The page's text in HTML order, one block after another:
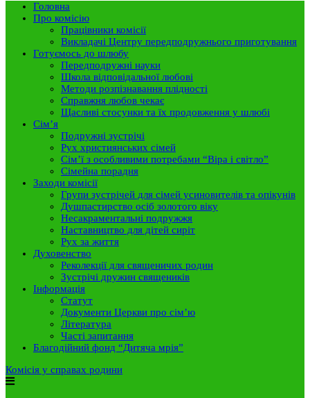
Головна
Про комісію
Працівники комісії
Викладачі Центру передподружнього приготування
Готуємось до шлюбу
Передподружні науки
Школа відповідальної любові
Методи розпізнавання плідності
Справжня любов чекає
Щасливі стосунки та їх продовження у шлюбі
Сім’я
Подружні зустрічі
Рух християнських сімей
Сім’ї з особливими потребами “Віра і світло”
Сімейна порадня
Заходи комісії
Групи зустрічей для сімей усиновителів та опікунів
Душпастирство осіб золотого віку
Несакраментальні подружжя
Наставництво для дітей сиріт
Рух за життя
Духовенство
Реколекції для священичих родин
Зустрічі дружин священиків
Інформація
Статут
Документи Церкви про сім’ю
Література
Часті запитання
Благодійний фонд “Дитяча мрія”
Комісія у справах родини